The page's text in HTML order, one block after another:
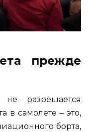
прежде
разрешается
в самолете – это,
борта,